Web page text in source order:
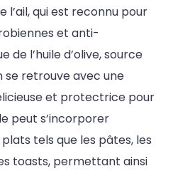
l’ail, qui est reconnu pour
et anti-
de l’huile d’olive, source
se retrouve avec une
et protectrice pour
peut s’incorporer
tels que les pâtes, les
toasts, permettant ainsi